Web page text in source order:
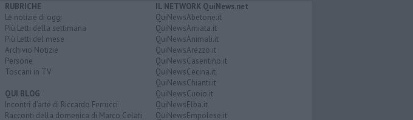
RUBRICHE
Le notizie di oggi
Più Letti della settimana
Più Letti del mese
Archivio Notizie
Persone
Toscani in TV
QUI BLOG
Incontri d'arte di Riccardo Ferrucci
Racconti della domenica di Marco Celati
IL NETWORK QuiNews.net
QuiNewsAbetone.it
QuiNewsAmiata.it
QuiNewsAnimali.it
QuiNewsArezzo.it
QuiNewsCasentino.it
QuiNewsCecina.it
QuiNewsChianti.it
QuiNewsCuoio.it
QuiNewsElba.it
QuiNewsEmpolese.it